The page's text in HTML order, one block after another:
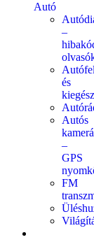
Autó
–
és
Autós
–
GPS
FM